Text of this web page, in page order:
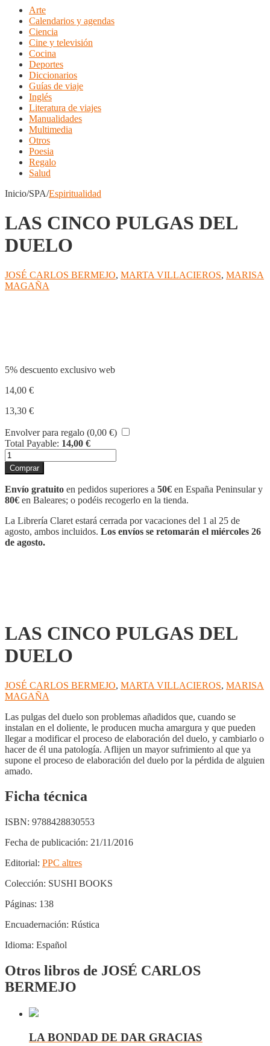
Arte
Calendarios y agendas
Ciencia
Cine y televisión
Cocina
Deportes
Diccionarios
Guías de viaje
Inglés
Literatura de viajes
Manualidades
Multimedia
Otros
Poesia
Regalo
Salud
Inicio/SPA/Espiritualidad
LAS CINCO PULGAS DEL
DUELO
JOSÉ CARLOS BERMEJO, MARTA VILLACIEROS, MARISA
MAGAÑA
5% descuento exclusivo web
14,00 €
13,30 €
Envolver para regalo (0,00 €)
Total Payable: 14,00 €
LAS
CINCO
PULGAS
DEL
DUELO
Comprar
Envío gratuito en pedidos superiores a 50€ en España Peninsular y
80€ en Baleares; o podéis recogerlo en la tienda.
La Librería Claret estará cerrada por vacaciones del 1 al 25 de
agosto, ambos incluidos. Los envíos se retomarán el miércoles 26
de agosto.
LAS CINCO PULGAS DEL
DUELO
JOSÉ CARLOS BERMEJO, MARTA VILLACIEROS, MARISA
MAGAÑA
Las pulgas del duelo son problemas añadidos que, cuando se
instalan en el doliente, le producen mucha amargura y que pueden
llegar a modificar el proceso de elaboración del duelo, y cambiarlo o
hacer de él una patología. Aflijen un mayor sufrimiento al que ya
supone el proceso de elaboración del duelo por la pérdida de alguien
amado.
Ficha técnica
ISBN: 9788428830553
Fecha de publicación: 21/11/2016
Editorial: PPC altres
Colección: SUSHI BOOKS
Páginas: 138
Encuadernación: Rústica
Idioma: Español
Otros libros de JOSÉ CARLOS
BERMEJO
LA BONDAD DE DAR GRACIAS